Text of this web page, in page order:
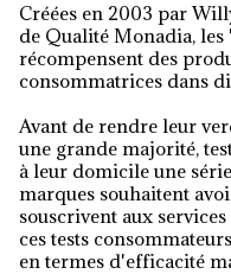
Créées en 2003 par Willy Mansion, président du Centre
de Qualité Monadia, les
récompensent des
consommatrices dans
Avant de rendre leur
une grande majorité,
à leur domicile une
marques souhaitent
souscrivent aux
ces tests
en termes d'efficacité